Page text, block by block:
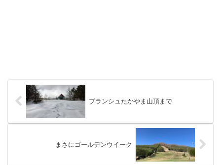
ブランシュたかやま山頂まで
まさにゴールデンウイーク